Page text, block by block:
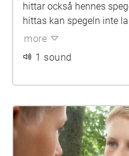
hittar också hennes
hittas kan spegeln inte
more
1 sound